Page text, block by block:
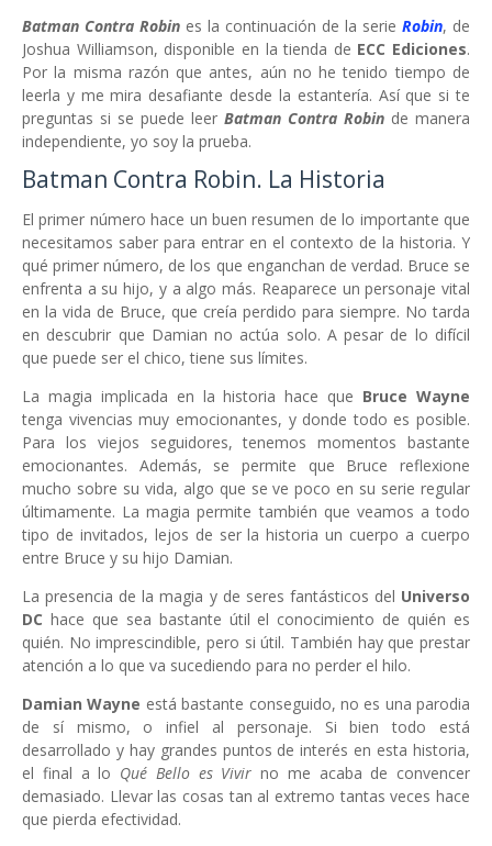
Batman Contra Robin es la continuación de la serie Robin, de
Joshua Williamson, disponible en la tienda de ECC Ediciones.
Por la misma razón que antes, aún no he tenido tiempo de
leerla y me mira desafiante desde la estantería. Así que si te
preguntas si se puede leer Batman Contra Robin de manera
independiente, yo soy la prueba.
Batman Contra Robin. La Historia
El primer número hace un buen resumen de lo importante que
necesitamos saber para entrar en el contexto de la historia. Y
qué primer número, de los que enganchan de verdad. Bruce se
enfrenta a su hijo, y a algo más. Reaparece un personaje vital
en la vida de Bruce, que creía perdido para siempre. No tarda
en descubrir que Damian no actúa solo. A pesar de lo difícil
que puede ser el chico, tiene sus límites.
La magia implicada en la historia hace que Bruce Wayne
tenga vivencias muy emocionantes, y donde todo es posible.
Para los viejos seguidores, tenemos momentos bastante
emocionantes. Además, se permite que Bruce reflexione
mucho sobre su vida, algo que se ve poco en su serie regular
últimamente. La magia permite también que veamos a todo
tipo de invitados, lejos de ser la historia un cuerpo a cuerpo
entre Bruce y su hijo Damian.
La presencia de la magia y de seres fantásticos del Universo
DC hace que sea bastante útil el conocimiento de quién es
quién. No imprescindible, pero si útil. También hay que prestar
atención a lo que va sucediendo para no perder el hilo.
Damian Wayne está bastante conseguido, no es una parodia
de sí mismo, o infiel al personaje. Si bien todo está
desarrollado y hay grandes puntos de interés en esta historia,
el final a lo Qué Bello es Vivir no me acaba de convencer
demasiado. Llevar las cosas tan al extremo tantas veces hace
que pierda efectividad.